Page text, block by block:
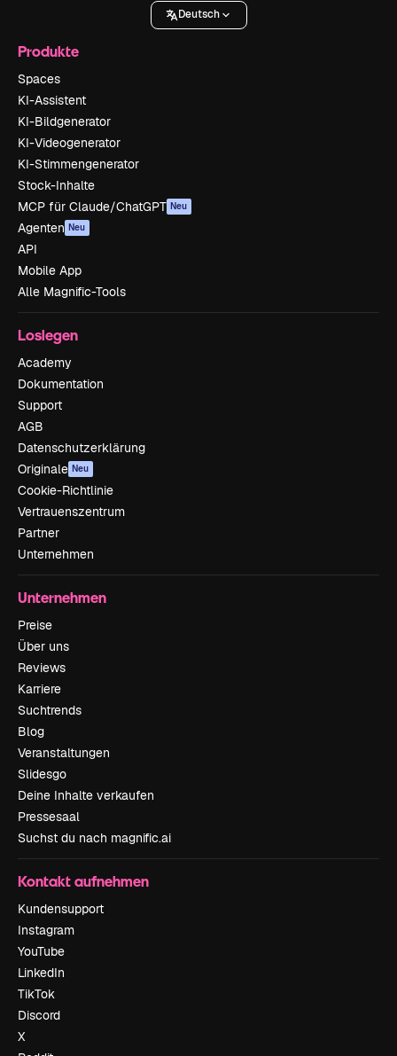
Deutsch
Produkte
Spaces
KI-Assistent
KI-Bildgenerator
KI-Videogenerator
KI-Stimmengenerator
Stock-Inhalte
MCP für Claude/ChatGPT Neu
Agenten Neu
API
Mobile App
Alle Magnific-Tools
Loslegen
Academy
Dokumentation
Support
AGB
Datenschutzerklärung
Originale Neu
Cookie-Richtlinie
Vertrauenszentrum
Partner
Unternehmen
Unternehmen
Preise
Über uns
Reviews
Karriere
Suchtrends
Blog
Veranstaltungen
Slidesgo
Deine Inhalte verkaufen
Pressesaal
Suchst du nach magnific.ai
Kontakt aufnehmen
Kundensupport
Instagram
YouTube
LinkedIn
TikTok
Discord
X